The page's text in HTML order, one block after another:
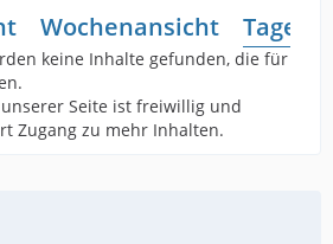
Wochenansicht
keine Inhalte gefunden, die für
Seite ist freiwillig und
Zugang zu mehr Inhalten.